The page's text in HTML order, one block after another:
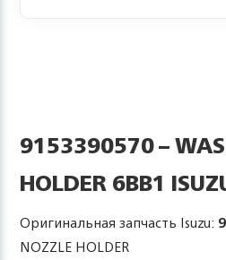
9153390570 –
HOLDER 6BB1
Оригинальная запчасть Isuzu:
NOZZLE HOLDER